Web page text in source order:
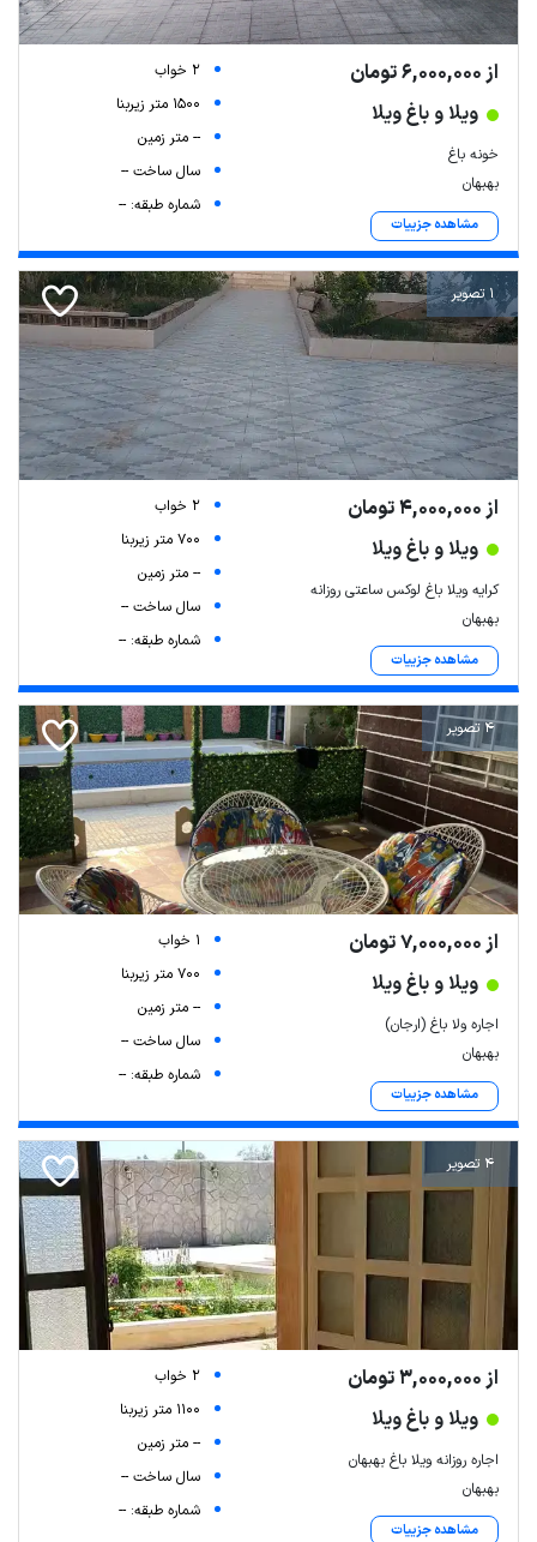
از 6,000,000 تومان
ویلا و باغ ویلا
خونه باغ
بهبهان
مشاهده جزییات
2 خواب
1500 متر زیربنا
-- متر زمین
سال ساخت --
شماره طبقه: --
1 تصویر
از 4,000,000 تومان
ویلا و باغ ویلا
کرایه ویلا باغ لوکس ساعتی روزانه
بهبهان
مشاهده جزییات
2 خواب
700 متر زیربنا
-- متر زمین
سال ساخت --
شماره طبقه: --
4 تصویر
از 7,000,000 تومان
ویلا و باغ ویلا
اجاره ولا باغ (ارجان)
بهبهان
مشاهده جزییات
1 خواب
700 متر زیربنا
-- متر زمین
سال ساخت --
شماره طبقه: --
4 تصویر
از 3,000,000 تومان
ویلا و باغ ویلا
اجاره روزانه ویلا باغ بهبهان
بهبهان
مشاهده جزییات
2 خواب
1100 متر زیربنا
-- متر زمین
سال ساخت --
شماره طبقه: --